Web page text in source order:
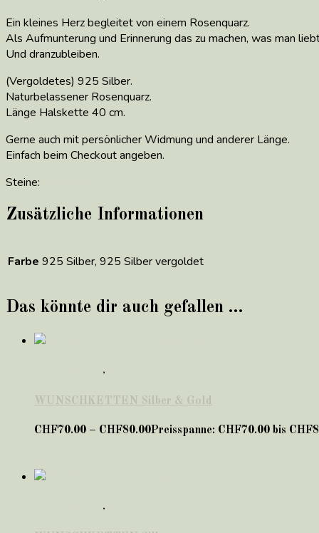
Ein kleines Herz begleitet von einem Rosenquarz.
Als Aufmunterung und Erinnerung das zu machen, was man
Und dranzubleiben.
(Vergoldetes) 925 Silber.
Naturbelassener Rosenquarz.
Länge Halskette 40 cm.
Gerne auch mit persönlicher Widmung und anderer Länge.
Einfach beim Checkout angeben.
Steine:
Zusätzliche Informationen
Farbe 925 Silber, 925 Silber vergoldet
Das könnte dir auch gefallen …
,
WUNSCHKETTEN Silber & Gold
CHF70.00 – CHF80.00Preisspanne: CHF70.00 bis
,